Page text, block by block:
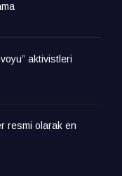
aktivistleri
resmi olarak en